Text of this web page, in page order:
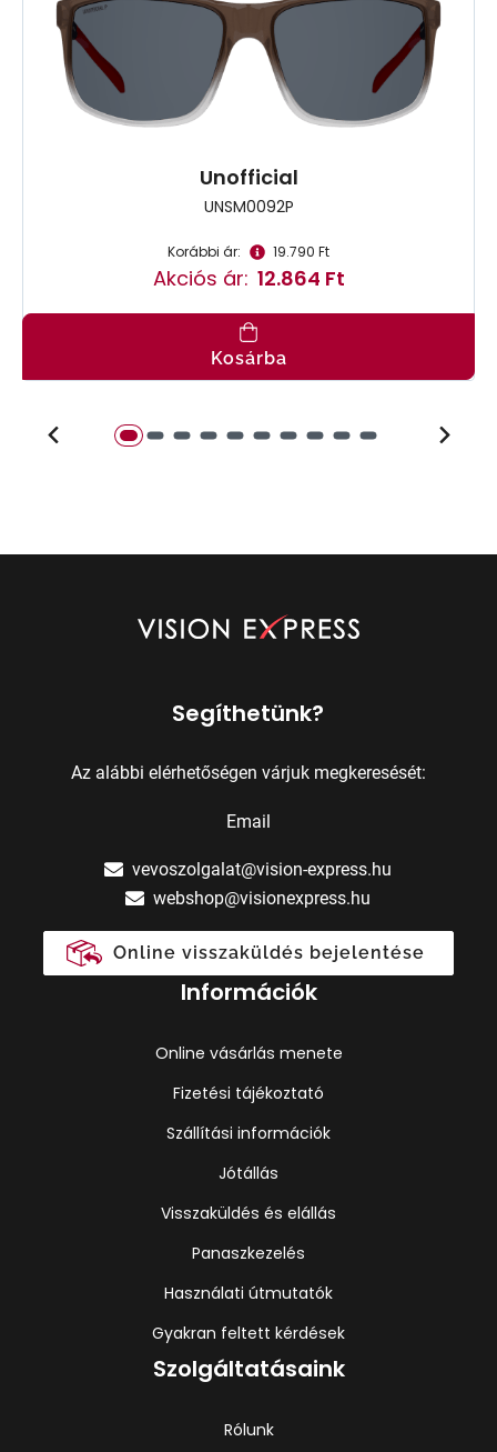
Unofficial
UNSM0092P
Korábbi ár: 19.790 Ft
Akciós ár: 12.864 Ft
Kosárba
Segíthetünk?
Az alábbi elérhetőségen várjuk megkeresését:
Email
vevoszolgalat@vision-express.hu
webshop@visionexpress.hu
Online visszaküldés bejelentése
Információk
Online vásárlás menete
Fizetési tájékoztató
Szállítási információk
Jótállás
Visszaküldés és elállás
Panaszkezelés
Használati útmutatók
Gyakran feltett kérdések
Szolgáltatásaink
Rólunk